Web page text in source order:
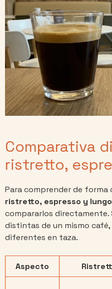
Comparativa
ristretto,
Para comprender de forma
ristretto, espresso y lungo
compararlos directamente.
distintas de un mismo
diferentes en taza.
Aspecto